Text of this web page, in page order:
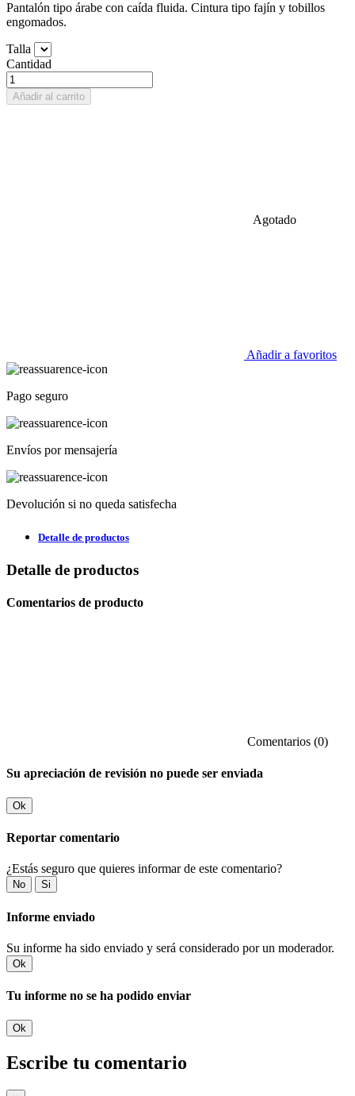
Pantalón tipo árabe con caída fluida. Cintura tipo fajín y tobillos
engomados.
Talla
Cantidad
Añadir al carrito
Agotado
Añadir a favoritos
Pago seguro
Envíos por mensajería
Devolución si no queda satisfecha
Detalle de productos
Detalle de productos
Comentarios de producto
Comentarios (0)
Su apreciación de revisión no puede ser enviada
Ok
Reportar comentario
¿Estás seguro que quieres informar de este comentario?
No Si
Informe enviado
Su informe ha sido enviado y será considerado por un moderador.
Ok
Tu informe no se ha podido enviar
Ok
Escribe tu comentario